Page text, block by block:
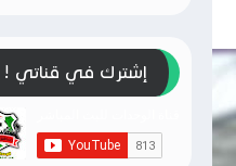
إشترك في قناتي !